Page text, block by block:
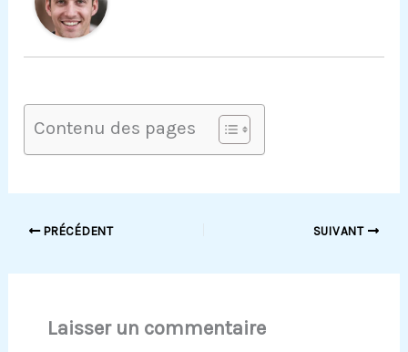
Contenu des pages
PRÉCÉDENT SUIVANT
Laisser un commentaire